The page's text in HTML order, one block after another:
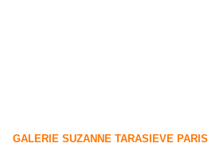
GALERIE SUZANNE TARASIEVE PARIS